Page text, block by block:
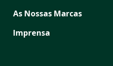
As Nossas Marcas
Imprensa